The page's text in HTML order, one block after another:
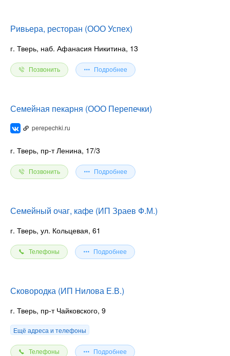
Ривьера, ресторан (ООО Успех)
г. Тверь, наб. Афанасия Никитина, 13
Позвонить Подробнее
Семейная пекарня (ООО Перепечки)
perepechki.ru
г. Тверь, пр-т Ленина, 17/3
Позвонить Подробнее
Семейный очаг, кафе (ИП Зраев Ф.М.)
г. Тверь, ул. Кольцевая, 61
Телефоны Подробнее
Сковородка (ИП Нилова Е.В.)
г. Тверь, пр-т Чайковского, 9
Ещё адреса и телефоны
Телефоны Подробнее